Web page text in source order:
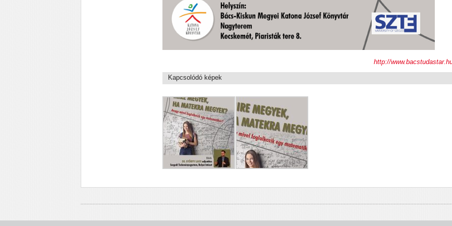
http://
Kapcsolódó képek